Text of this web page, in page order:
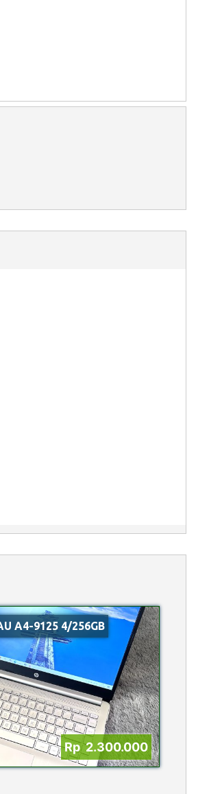
A4-9125 4/256GB
Rp 2.300.000